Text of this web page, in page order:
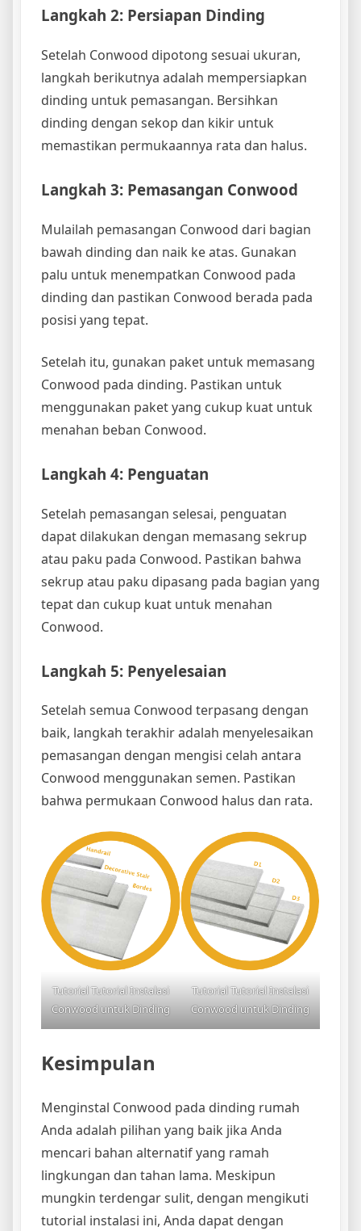
Langkah 2: Persiapan Dinding
Setelah Conwood dipotong sesuai ukuran,
langkah berikutnya adalah mempersiapkan
dinding untuk pemasangan. Bersihkan
dinding dengan sekop dan kikir untuk
memastikan permukaannya rata dan halus.
Langkah 3: Pemasangan Conwood
Mulailah pemasangan Conwood dari bagian
bawah dinding dan naik ke atas. Gunakan
palu untuk menempatkan Conwood pada
dinding dan pastikan Conwood berada pada
posisi yang tepat.
Setelah itu, gunakan paket untuk memasang
Conwood pada dinding. Pastikan untuk
menggunakan paket yang cukup kuat untuk
menahan beban Conwood.
Langkah 4: Penguatan
Setelah pemasangan selesai, penguatan
dapat dilakukan dengan memasang sekrup
atau paku pada Conwood. Pastikan bahwa
sekrup atau paku dipasang pada bagian yang
tepat dan cukup kuat untuk menahan
Conwood.
Langkah 5: Penyelesaian
Setelah semua Conwood terpasang dengan
baik, langkah terakhir adalah menyelesaikan
pemasangan dengan mengisi celah antara
Conwood menggunakan semen. Pastikan
bahwa permukaan Conwood halus dan rata.
Tutorial Tutorial Instalasi
Conwood untuk Dinding
Tutorial Tutorial Instalasi
Conwood untuk Dinding
Kesimpulan
Menginstal Conwood pada dinding rumah
Anda adalah pilihan yang baik jika Anda
mencari bahan alternatif yang ramah
lingkungan dan tahan lama. Meskipun
mungkin terdengar sulit, dengan mengikuti
tutorial instalasi ini, Anda dapat dengan